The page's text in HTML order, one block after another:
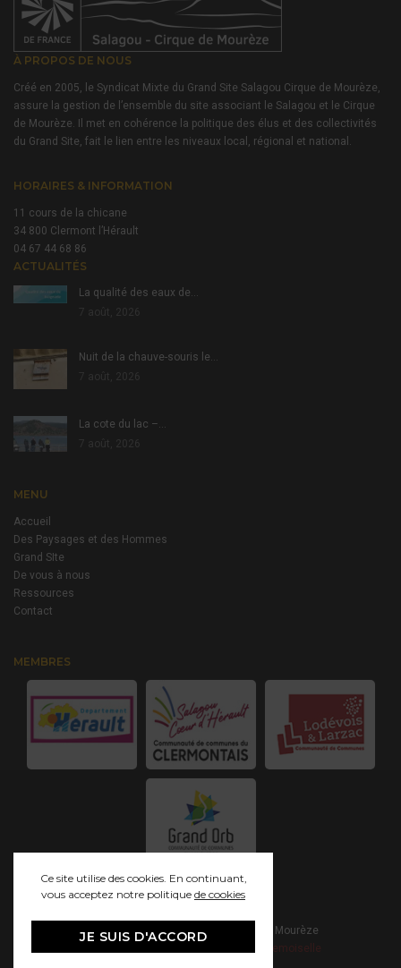
À PROPOS DE NOUS
Créé en 2005, le Syndicat Mixte du Grand Site Salagou Cirque de Mourèze,
assure la gestion de l’ensemble du site associant le Salagou et le Cirque
de Mourèze. Il met en cohérence la politique des élus et des collectivités
du Grand Site, fait le lien entre les niveaux local, régional et national.
HORAIRES & INFORMATION
11 cours de la chicane
34 800 Clermont l’Hérault
04 67 44 68 86
ACTUALITÉS
La qualité des eaux de…
Nuit de la chauve-souris le…
La cote du lac –…
MENU
Accueil
Des Paysages et des Hommes
Grand SIte
De vous à nous
Ressources
Contact
MEMBRES
© 2021 Grand Site Salagou - Cirque de Mourèze
Création - Studio Mademoiselle
Ce site utilise des cookies. En continuant,
vous acceptez notre politique de cookies
JE SUIS D'ACCORD